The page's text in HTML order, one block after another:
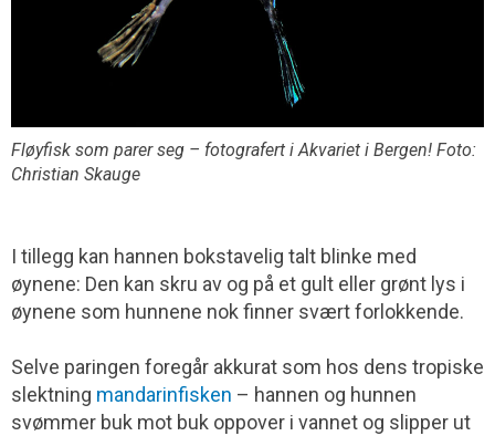
Fløyfisk som parer seg – fotografert i Akvariet i Bergen! Foto:
Christian Skauge
I tillegg kan hannen bokstavelig talt blinke med
øynene: Den kan skru av og på et gult eller grønt lys i
øynene som hunnene nok finner svært forlokkende.
Selve paringen foregår akkurat som hos dens tropiske
slektning mandarinfisken – hannen og hunnen
svømmer buk mot buk oppover i vannet og slipper ut